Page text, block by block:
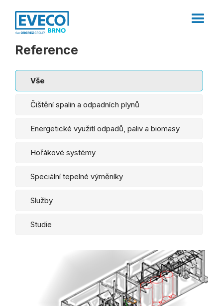
Reference
Vše
Čištění spalin a odpadních plynů
Energetické využití odpadů, paliv a biomasy
Hořákové systémy
Speciální tepelné výměníky
Služby
Studie